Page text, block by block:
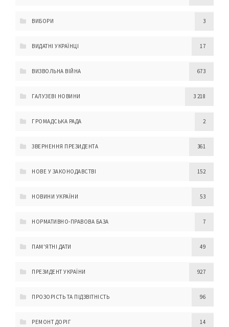
ВИБОРИ 3
ВИДАТНІ УКРАЇНЦІ 17
ВИЗВОЛЬНА ВІЙНА 673
ГАЛУЗЕВІ НОВИНИ 3 218
ГРОМАДСЬКА РАДА 2
ЗВЕРНЕННЯ ПРЕЗИДЕНТА 361
НОВЕ У ЗАКОНОДАВСТВІ 152
НОВИНИ УКРАЇНИ 53
НОРМАТИВНО-ПРАВОВА БАЗА 7
ПАМ'ЯТНІ ДАТИ 49
ПРЕЗИДЕНТ УКРАЇНИ 927
ПРОЗОРІСТЬ ТА ПІДЗВІТНІСТЬ 96
РЕМОНТ ДОРІГ 14